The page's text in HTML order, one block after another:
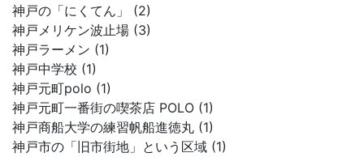
神戸の「にくてん」 (2)
神戸メリケン波止場 (3)
神戸ラーメン (1)
神戸中学校 (1)
神戸元町polo (1)
神戸元町一番街の喫茶店 POLO (1)
神戸商船大学の練習帆船進徳丸 (1)
神戸市の「旧市街地」という区域 (1)